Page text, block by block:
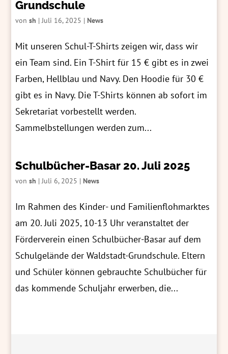
Grundschule
vonsh |Juli 16, 2025 |News
Mit unseren Schul-T-Shirts zeigen wir, dass wir
ein Team sind. Ein T-Shirt für 15 € gibt es in zwei
Farben, Hellblau und Navy. Den Hoodie für 30 €
gibt es in Navy. Die T-Shirts können ab sofort im
Sekretariat vorbestellt werden.
Sammelbstellungen werden zum...
Schulbücher-Basar 20. Juli 2025
vonsh |Juli 6, 2025 |News
Im Rahmen des Kinder- und Familienflohmarktes
am 20. Juli 2025, 10-13 Uhr veranstaltet der
Förderverein einen Schulbücher-Basar auf dem
Schulgelände der Waldstadt-Grundschule. Eltern
und Schüler können gebrauchte Schulbücher für
das kommende Schuljahr erwerben, die...